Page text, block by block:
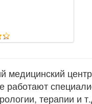
работают
терапии и